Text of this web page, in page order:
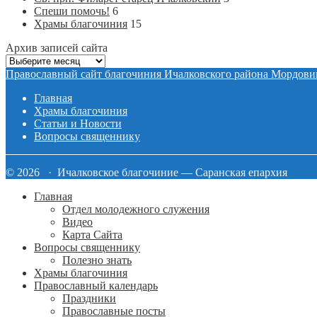
Спеши помочь! 6
Храмы благочиния 15
Архив записей сайта
Архив
записей
Православный сайт благочиния Ичалковского района
Главная
Храмы благочиния
Статьи и Новости
Вопросы священнику
© 2026 · Ичалковское благочиние — Саранская епархия
Главная
Отдел молодежного служения
Видео
Карта Сайта
Вопросы священнику
Полезно знать
Храмы благочиния
Православный календарь
Праздники
Православные посты